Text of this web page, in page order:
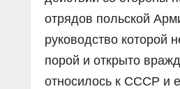
отрядов польской
руководство которой
порой и открыто
относилось к СССР и